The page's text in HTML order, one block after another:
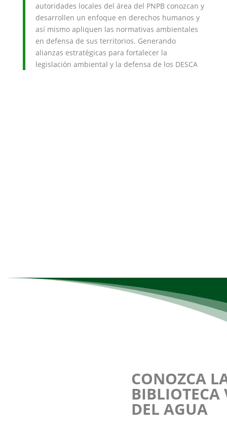
autoridades locales del área del PNPB conozcan y
desarrollen un enfoque en derechos humanos y
así mismo apliquen las normativas ambientales
en defensa de sus territorios. Generando
alianzas estratégicas para fortalecer la
legislación ambiental y la defensa de los DESCA
CONOZCA
BIBLIOTECA
DEL AGUA